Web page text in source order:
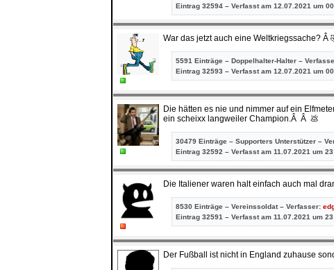
Eintrag 32594 – Verfasst am 12.07.2021 um
War das jetzt auch eine Weltkriegssache? Â
5591 Einträge – Doppelhalter-Halter –
Eintrag 32593 – Verfasst am 12.07.2021 um
Die hätten es nie und nimmer auf ein
ein scheixx langweiler Champion.Â Â 💩
30479 Einträge – Supporters Unterstützer –
Eintrag 32592 – Verfasst am 11.07.2021 um
Die Italiener waren halt einfach auch mal
8530 Einträge – Vereinssoldat – Verfasser:
Eintrag 32591 – Verfasst am 11.07.2021 um
Der Fußball ist nicht in England zuhause